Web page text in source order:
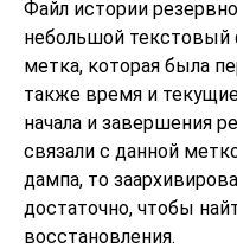
Файл истории
небольшой текстовый
метка, которая была
также время и
начала и завершения
связали с данной
дампа, то
достаточно, чтобы
восстановления.